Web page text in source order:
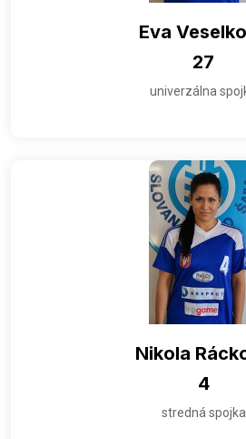
Eva
27
univerzálna
Nikola
4
stredná spojka